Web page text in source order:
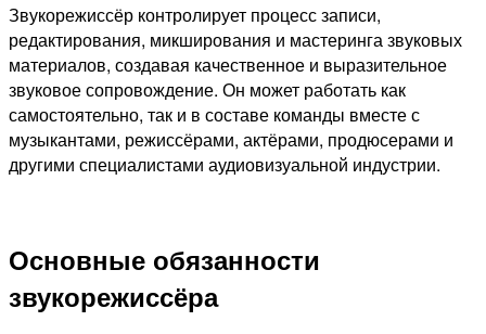
Звукорежиссёр контролирует процесс записи,
редактирования, микширования и мастеринга звуковых
материалов, создавая качественное и выразительное
звуковое сопровождение. Он может работать как
самостоятельно, так и в составе команды вместе с
музыкантами, режиссёрами, актёрами, продюсерами и
другими специалистами аудиовизуальной индустрии.
Основные обязанности
звукорежиссёра